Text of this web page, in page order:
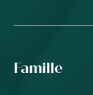
Famille